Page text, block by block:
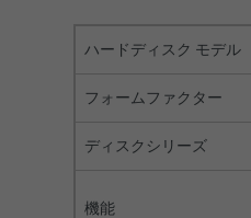
ハードディスク モデル
フォームファクター
ディスクシリーズ
機能